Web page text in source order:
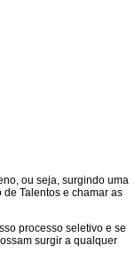
ou seja, surgindo uma
Talentos e chamar as
processo seletivo e se
surgir a qualquer